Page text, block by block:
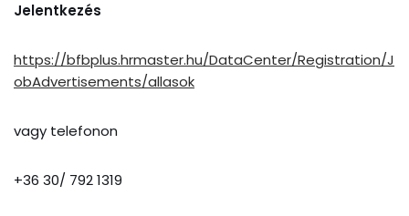
Jelentkezés
https://bfbplus.hrmaster.hu/DataCenter/Registration/J
obAdvertisements/allasok
vagy telefonon
+36 30/ 792 1319